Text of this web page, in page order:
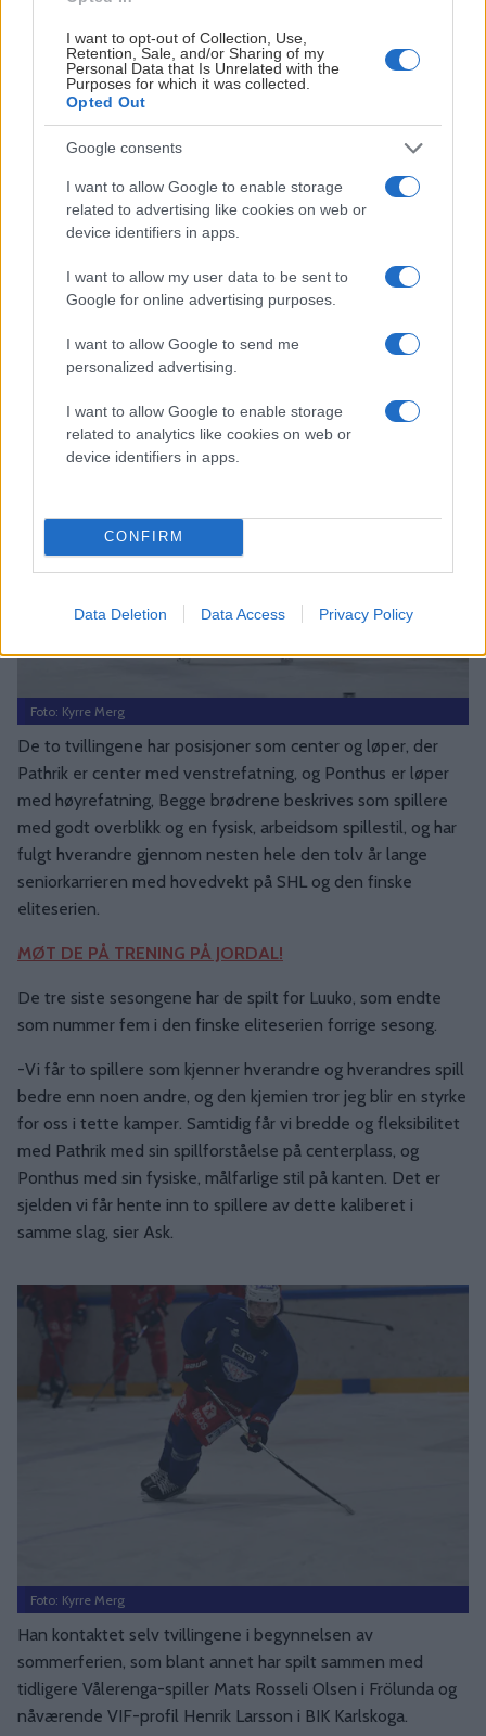
I want to opt-out of Collection, Use,
Retention, Sale, and/or Sharing of my
Personal Data that Is Unrelated with the
Purposes for which it was collected.
Opted Out
Google consents
I want to allow Google to enable storage
related to advertising like cookies on web or
device identifiers in apps.
I want to allow my user data to be sent to
Google for online advertising purposes.
I want to allow Google to send me
personalized advertising.
I want to allow Google to enable storage
related to analytics like cookies on web or
device identifiers in apps.
CONFIRM
Data Deletion Data Access Privacy Policy
Nå er det klart at Jordal Amfi blir hjemmearena kommende
sesong for de to 34-åringene, som alltid har spilt i samme
klubb, og stort sett i samme rekke.
-Vi har fulgt Ponthus og Pathrik lenge, og når to spillere med
er spillere som har vunnet SM-gull og Champions Hockey
League sammen, og som har levert på øverste nivå i både
Sverige og Finland i over ti år. Den kombinasjonen av
kvalitet og vinnerkultur var vanskelig å si nei til, sier
sportssjef Morten Ask.
BAKGRUNN:DETTE ER WESTERHOLM-TVILLINGENE
Foto: Kyrre Merg
De to tvillingene har posisjoner som center og løper, der
Pathrik er center med venstrefatning, og Ponthus er løper
med høyrefatning, Begge brødrene beskrives som spillere
med godt overblikk og en fysisk, arbeidsom spillestil, og har
fulgt hverandre gjennom nesten hele den tolv år lange
seniorkarrieren med hovedvekt på SHL og den finske
eliteserien.
MØT DE PÅ TRENING PÅ JORDAL!
De tre siste sesongene har de spilt for Luuko, som endte
som nummer fem i den finske eliteserien forrige sesong.
-Vi får to spillere som kjenner hverandre og hverandres spill
bedre enn noen andre, og den kjemien tror jeg blir en styrke
for oss i tette kamper. Samtidig får vi bredde og fleksibilitet
med Pathrik med sin spillforståelse på centerplass, og
Ponthus med sin fysiske, målfarlige stil på kanten. Det er
sjelden vi får hente inn to spillere av dette kaliberet i
samme slag, sier Ask.
Foto: Kyrre Merg
Han kontaktet selv tvillingene i begynnelsen av
sommerferien, som blant annet har spilt sammen med
tidligere Vålerenga-spiller Mats Rosseli Olsen i Frölunda og
nåværende VIF-profil Henrik Larsson i BIK Karlskoga.